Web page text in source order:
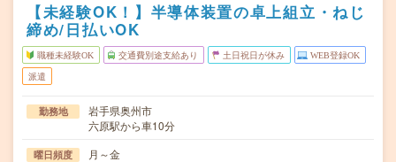
【未経験OK！】半導体装置の卓上組立・ねじ
締め/日払いOK
職種未経験OK 交通費別途支給あり 土日祝日が休み WEB登録OK
派遣
勤務地
岩手県奥州市
六原駅から車10分
曜日頻度 月～金